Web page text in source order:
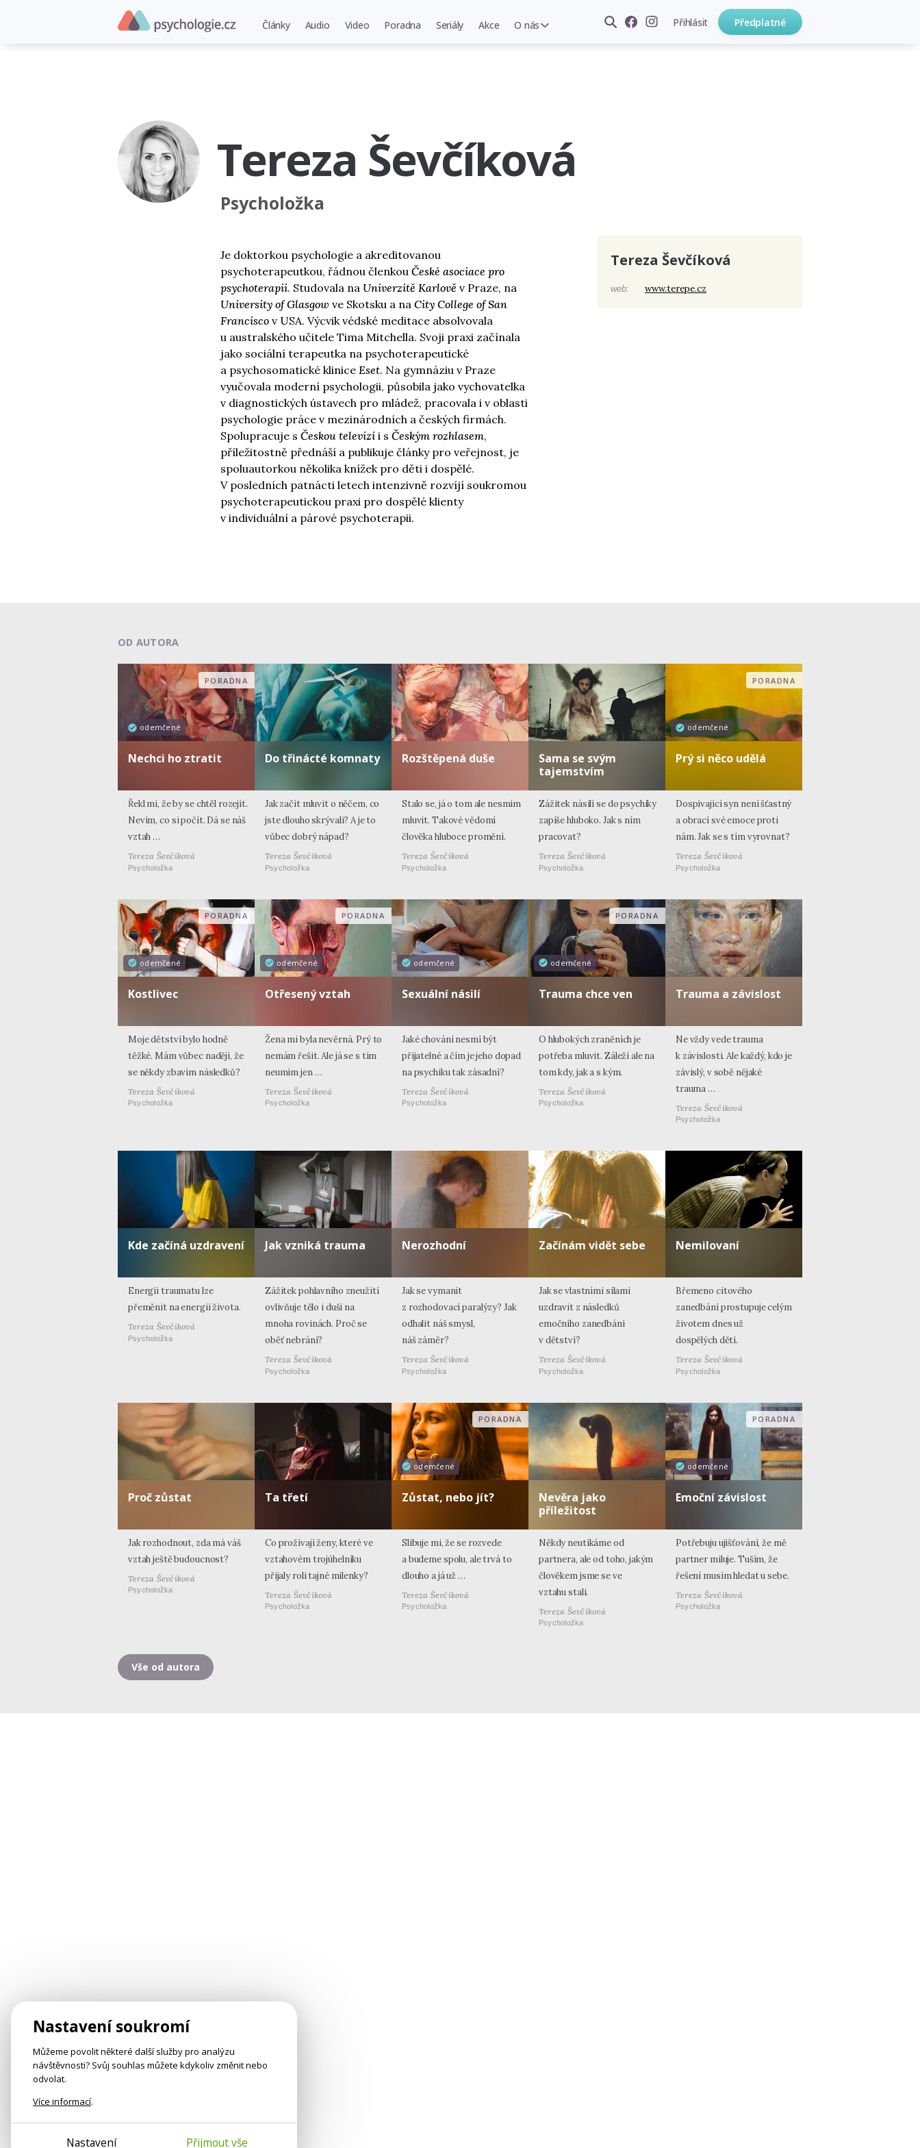
Články Audio Video Poradna Seriály Akce O nás Přihlásit Předplatné
Tereza Ševčíková
Psycholožka
Je doktorkou psychologie a akreditovanou
psychoterapeutkou, řádnou členkou České asociace pro
psychoterapii. Studovala na Univerzitě Karlově v Praze, na
University of Glasgow ve Skotsku a na City College of San
Francisco v USA. Výcvik védské meditace absolvovala
u australského učitele Tima Mitchella. Svoji praxi začínala
jako sociální terapeutka na psychoterapeutické
a psychosomatické klinice Eset. Na gymnáziu v Praze
vyučovala moderní psychologii, působila jako vychovatelka
v diagnostických ústavech pro mládež, pracovala i v oblasti
psychologie práce v mezinárodních a českých firmách.
Spolupracuje s Českou televizí i s Českým rozhlasem,
příležitostně přednáší a publikuje články pro veřejnost, je
spoluautorkou několika knížek pro děti i dospělé.
V posledních patnácti letech intenzivně rozvíjí soukromou
psychoterapeutickou praxi pro dospělé klienty
v individuální a párové psychoterapii.
Tereza Ševčíková
web: www.terepe.cz
OD AUTORA
odemčené
PORADNA
Nechci ho ztratit
Řekl mi, že by se chtěl rozejít.
Nevím, co si počít. Dá se náš
vztah …
Tereza Ševčíková
Psycholožka
Do třinácté komnaty
Jak začít mluvit o něčem, co
jste dlouho skrývali? A je to
vůbec dobrý nápad?
Tereza Ševčíková
Psycholožka
Rozštěpená duše
Stalo se, já o tom ale nesmím
mluvit. Takové vědomí
člověka hluboce promění.
Tereza Ševčíková
Psycholožka
Sama se svým
tajemstvím
Zážitek násilí se do psychiky
zapíše hluboko. Jak s ním
pracovat?
Tereza Ševčíková
Psycholožka
odemčené
PORADNA
Prý si něco udělá
Dospívající syn není šťastný
a obrací své emoce proti
nám. Jak se s tím vyrovnat?
Tereza Ševčíková
Psycholožka
odemčené
PORADNA
Kostlivec
Moje dětství bylo hodně
těžké. Mám vůbec naději, že
se někdy zbavím následků?
Tereza Ševčíková
Psycholožka
odemčené
PORADNA
Otřesený vztah
Žena mi byla nevěrná. Prý to
nemám řešit. Ale já se s tím
neumím jen …
Tereza Ševčíková
Psycholožka
odemčené
Sexuální násilí
Jaké chování nesmí být
přijatelné a čím je jeho dopad
na psychiku tak zásadní?
Tereza Ševčíková
Psycholožka
odemčené
PORADNA
Trauma chce ven
O hlubokých zraněních je
potřeba mluvit. Záleží ale na
tom kdy, jak a s kým.
Tereza Ševčíková
Psycholožka
Trauma a závislost
Ne vždy vede trauma
k závislosti. Ale každý, kdo je
závislý, v sobě nějaké
trauma …
Tereza Ševčíková
Psycholožka
Kde začíná uzdravení
Energii traumatu lze
přeměnit na energii života.
Tereza Ševčíková
Psycholožka
Jak vzniká trauma
Zážitek pohlavního zneužití
ovlivňuje tělo i duši na
mnoha rovinách. Proč se
oběť nebrání?
Tereza Ševčíková
Psycholožka
Nerozhodní
Jak se vymanit
z rozhodovací paralýzy? Jak
odhalit náš smysl,
náš záměr?
Tereza Ševčíková
Psycholožka
Začínám vidět sebe
Jak se vlastními silami
uzdravit z následků
emočního zanedbání
v dětství?
Tereza Ševčíková
Psycholožka
Nemilovaní
Břemeno citového
zanedbání prostupuje celým
životem dnes už
dospělých dětí.
Tereza Ševčíková
Psycholožka
Proč zůstat
Jak rozhodnout, zda má váš
vztah ještě budoucnost?
Tereza Ševčíková
Psycholožka
Ta třetí
Co prožívají ženy, které ve
vztahovém trojúhelníku
přijaly roli tajné milenky?
Tereza Ševčíková
Psycholožka
odemčené
PORADNA
Zůstat, nebo jít?
Slibuje mi, že se rozvede
a budeme spolu, ale trvá to
dlouho a já už …
Tereza Ševčíková
Psycholožka
Nevěra jako
příležitost
Někdy neutíkáme od
partnera, ale od toho, jakým
člověkem jsme se ve
vztahu stali.
Tereza Ševčíková
Psycholožka
odemčené
PORADNA
Emoční závislost
Potřebuju ujišťování, že mě
partner miluje. Tuším, že
řešení musím hledat u sebe.
Tereza Ševčíková
Psycholožka
Vše od autora
Nastavení soukromí
Můžeme povolit některé další služby pro analýzu
návštěvnosti? Svůj souhlas můžete kdykoliv změnit nebo
odvolat.
Více informací.
Nastavení Přijmout vše